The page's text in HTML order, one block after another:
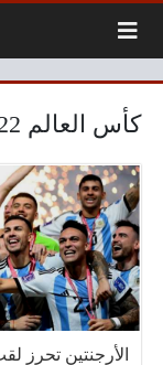
كأس العالم 2022